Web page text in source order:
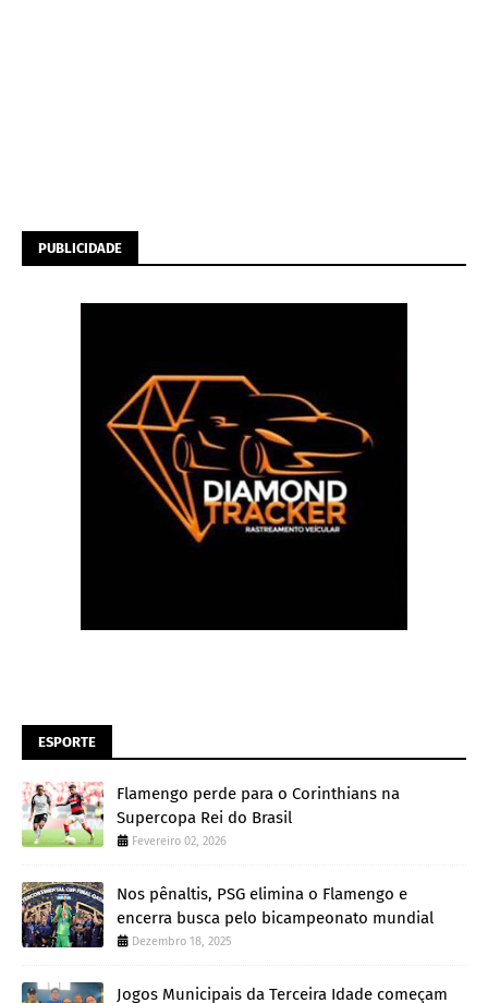
PUBLICIDADE
ESPORTE
Flamengo perde para o Corinthians na
Supercopa Rei do Brasil
Fevereiro 02, 2026
Nos pênaltis, PSG elimina o Flamengo e
encerra busca pelo bicampeonato mundial
Dezembro 18, 2025
Jogos Municipais da Terceira Idade começam